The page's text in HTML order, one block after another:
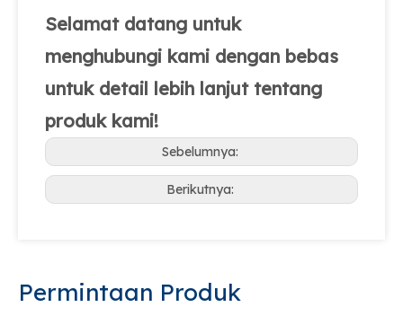
Selamat datang untuk
menghubungi kami dengan bebas
untuk detail lebih lanjut tentang
produk kami!
Sebelumnya:
Berikutnya:
Permintaan Produk